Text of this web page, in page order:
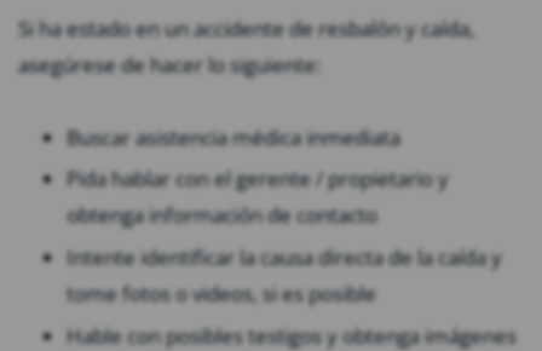
Si ha estado en un accidente de resbalón y caída,
asegúrese de hacer lo siguiente:
Buscar asistencia médica inmediata
Pida hablar con el gerente / propietario y
obtenga información de contacto
Intente identificar la causa directa de la caída y
tome fotos o videos, si es posible
Hable con posibles testigos y obtenga imágenes